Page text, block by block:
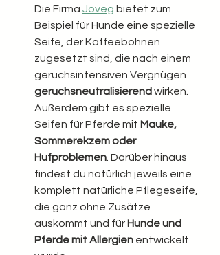
Die Firma Joveg bietet zum
Beispiel für Hunde eine spezielle
Seife, der Kaffeebohnen
zugesetzt sind, die nach einem
geruchsintensiven Vergnügen
geruchsneutralisierend wirken.
Außerdem gibt es spezielle
Seifen für Pferde mit Mauke,
Sommerekzem oder
Hufproblemen . Darüber hinaus
findest du natürlich jeweils eine
komplett natürliche Pflegeseife,
die ganz ohne Zusätze
auskommt und für Hunde und
Pferde mit Allergien entwickelt